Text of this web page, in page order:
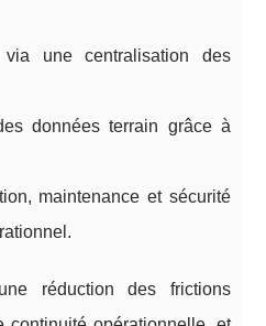
une centralisation des
données terrain grâce à
maintenance et sécurité
réduction des frictions